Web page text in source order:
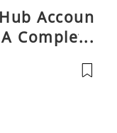
Accoun
Complete